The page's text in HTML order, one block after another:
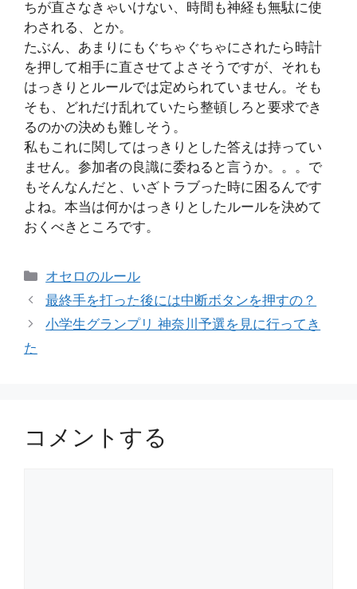
ちが直さなきゃいけない、時間も神経も無駄に使
わされる、とか。
たぶん、あまりにもぐちゃぐちゃにされたら時計
を押して相手に直させてよさそうですが、それも
はっきりとルールでは定められていません。そも
そも、どれだけ乱れていたら整頓しろと要求でき
るのかの決めも難しそう。
私もこれに関してはっきりとした答えは持ってい
ません。参加者の良識に委ねると言うか。。。で
もそんなんだと、いざトラブった時に困るんです
よね。本当は何かはっきりとしたルールを決めて
おくべきところです。
カ
テ
リ
オセロのルール
最終手を打った後には中断ボタンを押すの？
小学生グランプリ 神奈川予選を見に行ってき
た
コメントする